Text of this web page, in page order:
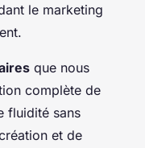
le marketing
que nous
complète de
fluidité sans
et de